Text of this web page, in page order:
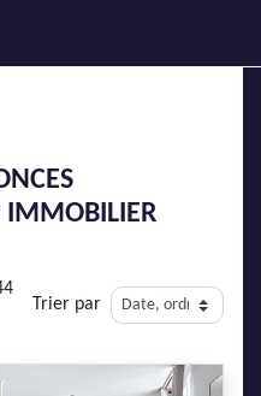
IMMOBILIER
Trier par